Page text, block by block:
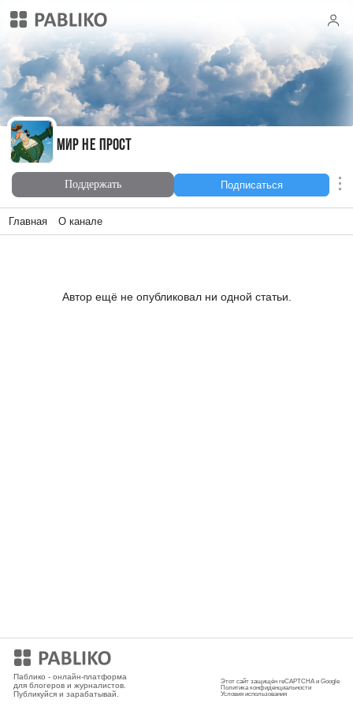
Мир не прост
Мир не прост
Поддержать Подписаться
Главная О канале
Автор ещё не опубликовал ни одной статьи.
Паблико - онлайн-платформа
для блогеров и журналистов.
Публикуйся и зарабатывай.
Этот сайт защищён reCAPTCHA и Google
Политика конфиденциальности
Условия использования